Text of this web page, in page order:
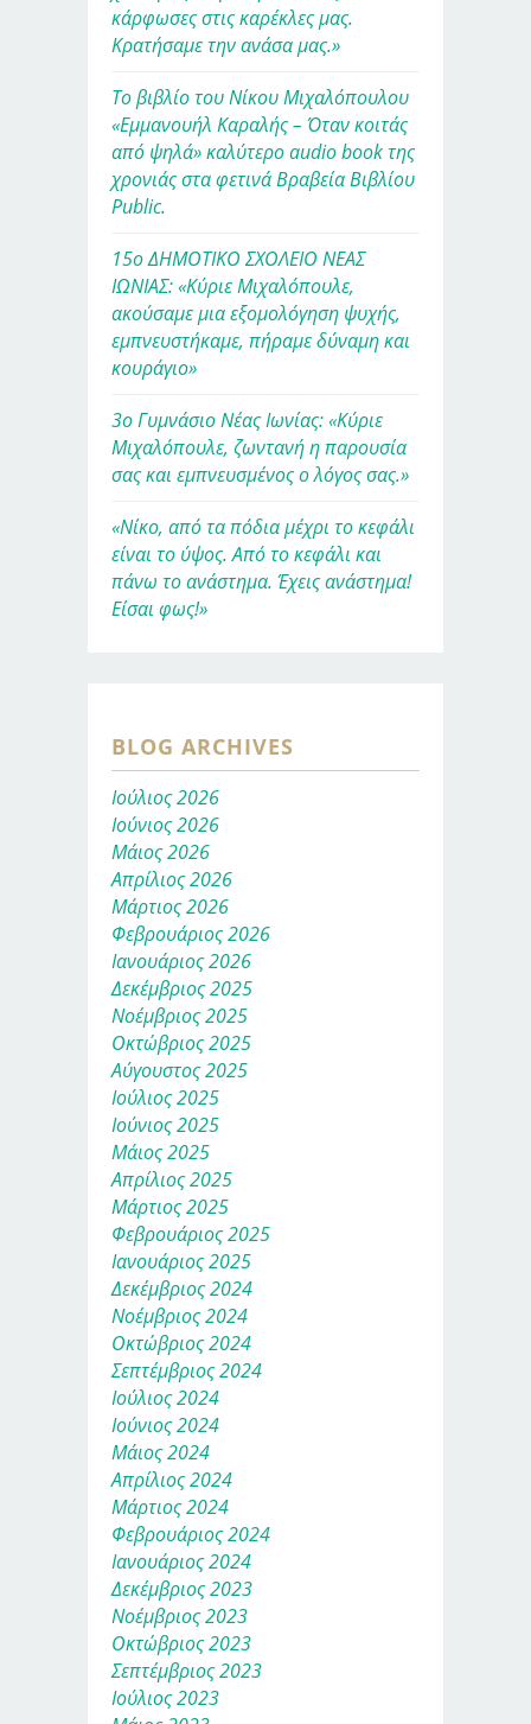
κάρφωσες στις καρέκλες μας.
Κρατήσαμε την ανάσα μας.»
Το βιβλίο του Νίκου Μιχαλόπουλου
«Εμμανουήλ Καραλής – Όταν κοιτάς
από ψηλά» καλύτερο audio book της
χρονιάς στα φετινά Βραβεία Βιβλίου
Public.
15ο ΔΗΜΟΤΙΚΟ ΣΧΟΛΕΙΟ ΝΕΑΣ
ΙΩΝΙΑΣ: «Κύριε Μιχαλόπουλε,
ακούσαμε μια εξομολόγηση ψυχής,
εμπνευστήκαμε, πήραμε δύναμη και
κουράγιο»
3ο Γυμνάσιο Νέας Ιωνίας: «Κύριε
Μιχαλόπουλε, ζωντανή η παρουσία
σας και εμπνευσμένος ο λόγος σας.»
«Νίκο, από τα πόδια μέχρι το κεφάλι
είναι το ύψος. Από το κεφάλι και
πάνω το ανάστημα. Έχεις ανάστημα!
Είσαι φως!»
BLOG ARCHIVES
Ιούλιος 2026
Ιούνιος 2026
Μάιος 2026
Απρίλιος 2026
Μάρτιος 2026
Φεβρουάριος 2026
Ιανουάριος 2026
Δεκέμβριος 2025
Νοέμβριος 2025
Οκτώβριος 2025
Αύγουστος 2025
Ιούλιος 2025
Ιούνιος 2025
Μάιος 2025
Απρίλιος 2025
Μάρτιος 2025
Φεβρουάριος 2025
Ιανουάριος 2025
Δεκέμβριος 2024
Νοέμβριος 2024
Οκτώβριος 2024
Σεπτέμβριος 2024
Ιούλιος 2024
Ιούνιος 2024
Μάιος 2024
Απρίλιος 2024
Μάρτιος 2024
Φεβρουάριος 2024
Ιανουάριος 2024
Δεκέμβριος 2023
Νοέμβριος 2023
Οκτώβριος 2023
Σεπτέμβριος 2023
Ιούλιος 2023